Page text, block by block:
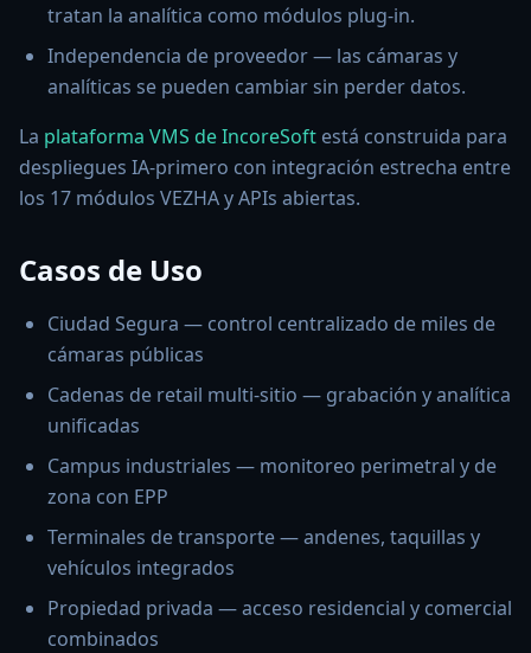
tratan la analítica como módulos plug-in.
Independencia de proveedor — las cámaras y
analíticas se pueden cambiar sin perder datos.
La plataforma VMS de IncoreSoft está construida para
despliegues IA-primero con integración estrecha entre
los 17 módulos VEZHA y APIs abiertas.
Casos de Uso
Ciudad Segura — control centralizado de miles de
cámaras públicas
Cadenas de retail multi-sitio — grabación y analítica
unificadas
Campus industriales — monitoreo perimetral y de
zona con EPP
Terminales de transporte — andenes, taquillas y
vehículos integrados
Propiedad privada — acceso residencial y comercial
combinados